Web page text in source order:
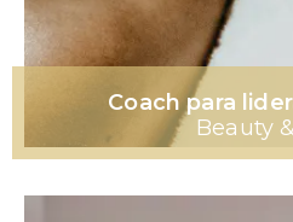
Coach para
Beauty